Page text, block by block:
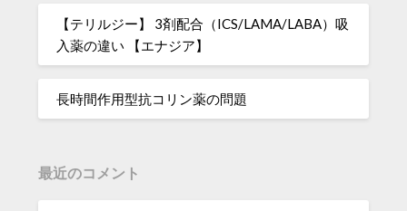
【テリルジー】 3剤配合（ICS/LAMA/LABA）吸
入薬の違い 【エナジア】
長時間作用型抗コリン薬の問題
最近のコメント